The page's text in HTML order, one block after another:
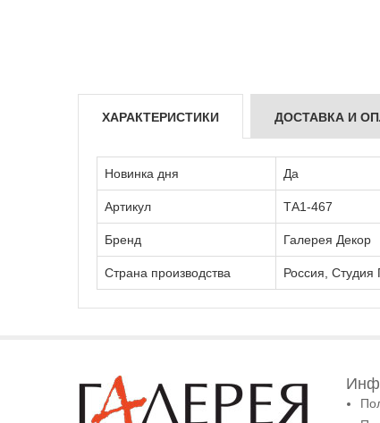
ХАРАКТЕРИСТИКИ ДОСТАВКА И
Новинка дня Да
Артикул ТА1-467
Бренд Галерея Декор
Страна производства Россия, Студия